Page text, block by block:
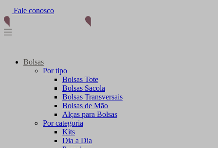
(11) 96012-2976
Fale conosco
Bolsas
Por tipo
Bolsas Tote
Bolsas Sacola
Bolsas Transversais
Bolsas de Mão
Alças para Bolsas
Por categoria
Kits
Dia a Dia